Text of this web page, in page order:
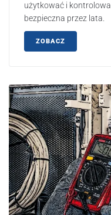
użytkować i
bezpieczna przez lata.
ZOBACZ